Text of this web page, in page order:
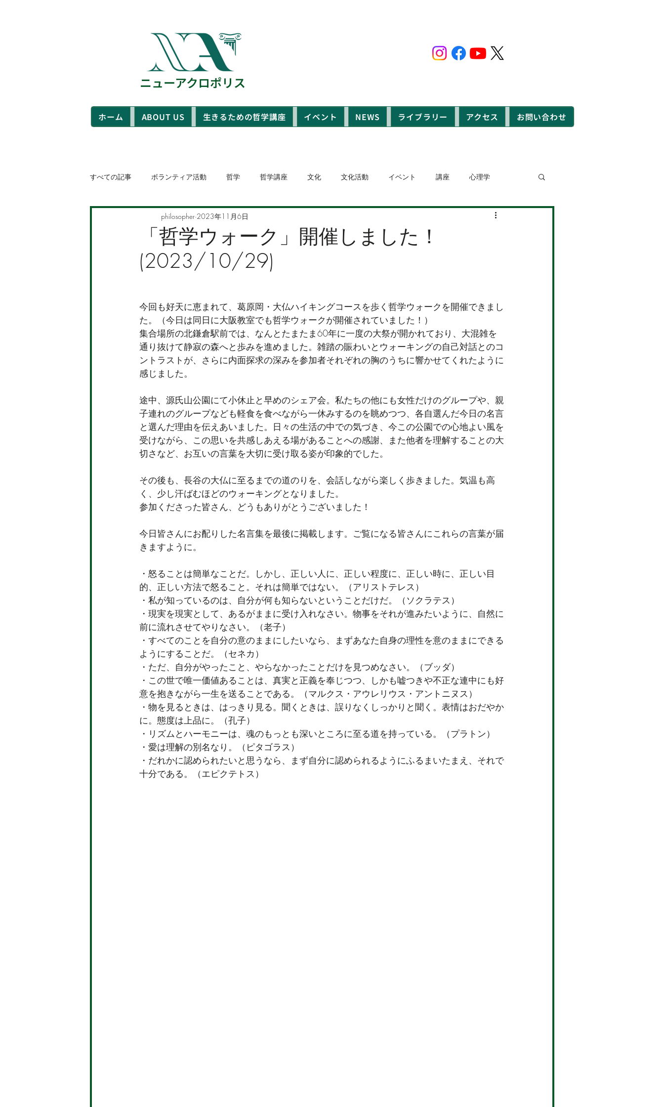
​ニューアクロポリス
ホーム ABOUT US 生きるための哲学講座 イベント NEWS ライブラリー アクセス お問い合わせ
すべての記事 ボランティア活動 哲学 哲学講座 文化 文化活動 イベント 講座 心理学
京都 横浜 オンラインイベント
「哲学ウォーク」開催しました！
(2023/10/29)
philosopher 2023年11月6日
今回も好天に恵まれて、葛原岡・大仏ハイキングコースを歩く哲学ウォークを開催できまし
た。（今日は同日に大阪教室でも哲学ウォークが開催されていました！）
集合場所の北鎌倉駅前では、なんとたまたま60年に一度の大祭が開かれており、大混雑を
通り抜けて静寂の森へと歩みを進めました。雑踏の賑わいとウォーキングの自己対話とのコ
ントラストが、さらに内面探求の深みを参加者それぞれの胸のうちに響かせてくれたように
感じました。
途中、源氏山公園にて小休止と早めのシェア会。私たちの他にも女性だけのグループや、親
子連れのグループなども軽食を食べながら一休みするのを眺めつつ、各自選んだ今日の名言
と選んだ理由を伝えあいました。日々の生活の中での気づき、今この公園での心地よい風を
受けながら、この思いを共感しあえる場があることへの感謝、また他者を理解することの大
切さなど、お互いの言葉を大切に受け取る姿が印象的でした。
その後も、長谷の大仏に至るまでの道のりを、会話しながら楽しく歩きました。気温も高
く、少し汗ばむほどのウォーキングとなりました。
参加くださった皆さん、どうもありがとうございました！
今日皆さんにお配りした名言集を最後に掲載します。ご覧になる皆さんにこれらの言葉が届
きますように。
・怒ることは簡単なことだ。しかし、正しい人に、正しい程度に、正しい時に、正しい目
的、正しい方法で怒ること。それは簡単ではない。（アリストテレス）
・私が知っているのは、自分が何も知らないということだけだ。（ソクラテス）
・現実を現実として、あるがままに受け入れなさい。物事をそれが進みたいように、自然に
前に流れさせてやりなさい。（老子）
・すべてのことを自分の意のままにしたいなら、まずあなた自身の理性を意のままにできる
ようにすることだ。（セネカ）
・ただ、自分がやったこと、やらなかったことだけを見つめなさい。（ブッダ）
・この世で唯一価値あることは、真実と正義を奉じつつ、しかも嘘つきや不正な連中にも好
意を抱きながら一生を送ることである。（マルクス・アウレリウス・アントニヌス）
・物を見るときは、はっきり見る。聞くときは、誤りなくしっかりと聞く。表情はおだやか
に。態度は上品に。（孔子）
・リズムとハーモニーは、魂のもっとも深いところに至る道を持っている。（プラトン）
・愛は理解の別名なり。（ピタゴラス）
・だれかに認められたいと思うなら、まず自分に認められるようにふるまいたまえ、それで
十分である。（エピクテトス）